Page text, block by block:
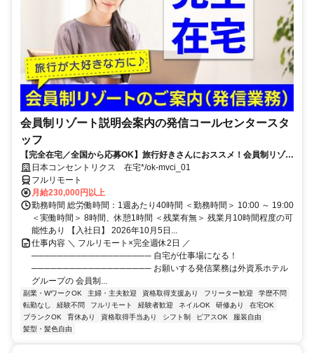
会員制リゾート説明会案内の発信コールセンタースタ
ッフ
【完全在宅／全国から応募OK】旅行好きさんにおススメ！会員制リゾー
トのご案内×テレワーク・リモートワーク◎月収34万円以上も可能！
日本コンセントリクス 在宅*/ok-mvci_01
フルリモート
月給230,000円以上
勤務時間 総労働時間：1週あたり40時間 ＜勤務時間＞ 10:00 ～ 19:00
＜実働時間＞ 8時間、休憩1時間 ＜残業有無＞ 残業月10時間程度の可
能性あり 【入社日】 2026年10月5日...
仕事内容 ＼ フルリモート×完全週休2日 ／
─────────────────── 自宅が仕事場になる！
─────────────────── お願いする発信業務は外資系ホテル
グループの 会員制...
副業・WワークOK 主婦・主夫歓迎 資格取得支援あり フリーター歓迎
学歴不問
転勤なし
経験不問 フルリモート 経験者歓迎 ネイルOK 研修あり
在宅OK
ブランクOK
育休あり 資格取得手当あり シフト制 ピアスOK
服装自由
髪型・髪色自由